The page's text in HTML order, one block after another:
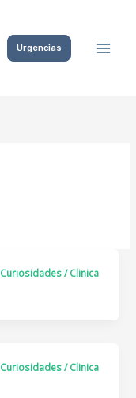
Urgencias
Curiosidades/Clinica
Curiosidades/Clinica